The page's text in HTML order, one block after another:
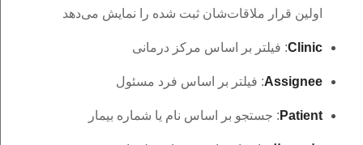
اولین قرار ملاقات‌شان ثبت شده را نمایش می‌دهد
Clinic: فیلتر بر اساس مرکز درمانی
Assignee: فیلتر بر اساس فرد مسئول
Patient : جستجو بر اساس نام یا شماره بیمار